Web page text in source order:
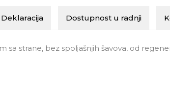
Deklaracija Dostupnost u radnji
sa strane, bez spoljašnjih šavova, od